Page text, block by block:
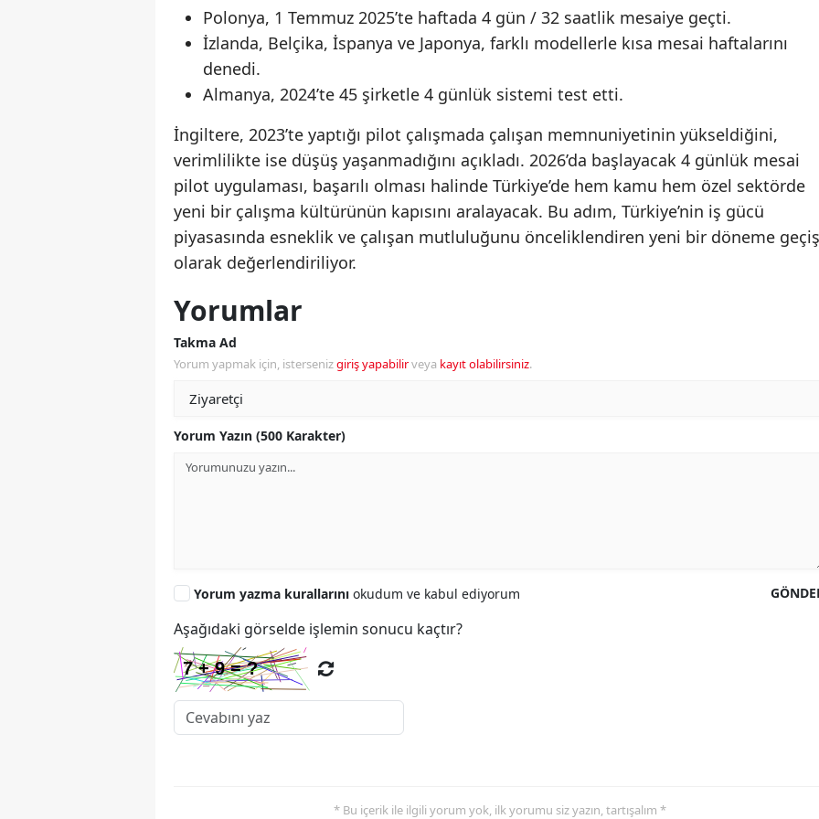
Polonya, 1 Temmuz 2025’te haftada 4 gün / 32 saatlik mesaiye geçti.
İzlanda, Belçika, İspanya ve Japonya, farklı modellerle kısa mesai haftalarını
denedi.
Almanya, 2024’te 45 şirketle 4 günlük sistemi test etti.
İngiltere, 2023’te yaptığı pilot çalışmada çalışan memnuniyetinin yükseldiğini,
verimlilikte ise düşüş yaşanmadığını açıkladı. 2026’da başlayacak 4 günlük mesai
pilot uygulaması, başarılı olması halinde Türkiye’de hem kamu hem özel sektörde
yeni bir çalışma kültürünün kapısını aralayacak. Bu adım, Türkiye’nin iş gücü
piyasasında esneklik ve çalışan mutluluğunu önceliklendiren yeni bir döneme
olarak değerlendiriliyor.
Yorumlar
Takma Ad
Yorum yapmak için, istersenizgiriş yapabilirveya kayıt olabilirsiniz.
Yorum Yazın (500 Karakter)
Yorum yazma kurallarını okudum ve kabul ediyorum
Aşağıdaki görselde işlemin sonucu kaçtır?
* Bu içerik ile ilgili yorum yok, ilk yorumu siz yazın, tartışalım *